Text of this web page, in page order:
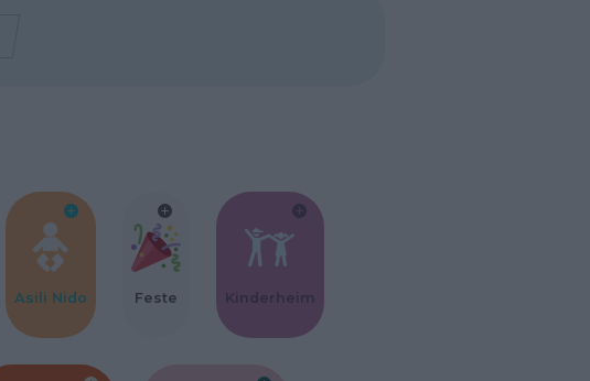
Asili Nido Feste Kinderheim